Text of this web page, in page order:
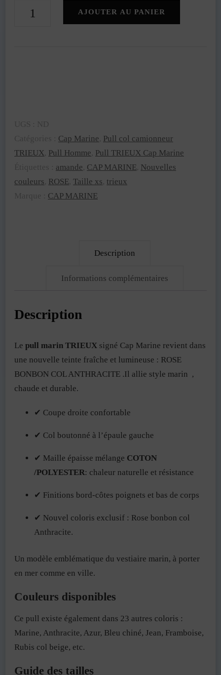
quantité
|
Marine
AJOUTER AU PANIER
Cap Marine Pull col camionneur
TRIEUX Pull Homme Pull TRIEUX Cap Marine
amande CAP MARINE Nouvelles
couleurs ROSE Taille xs trieux
CAP MARINE
Description
Informations complémentaires
Description
Le pull marin TRIEUX signé Cap Marine revient dans
une nouvelle teinte fraîche et lumineuse : ROSE
BONBON COL ANTHRACITE .Il allie style marin ,
chaude et durable.
✔ Coupe droite confortable
✔ Col boutonné à l’épaule gauche
✔ Maille épaisse mélange COTON
/POLYESTER: chaleur naturelle et résistance
✔ Finitions bord-côtes poignets et bas de corps
✔ Nouvel coloris exclusif : Rose bonbon col
Anthracite.
Un modèle emblématique du vestiaire marin, à porter
en mer comme en ville.
Couleurs disponibles
Ce pull existe également dans 23 autres coloris :
Marine, Anthracite, Azur, Bleu chiné, Jean, Framboise,
Rubis col beige, etc.
Guide des tailles